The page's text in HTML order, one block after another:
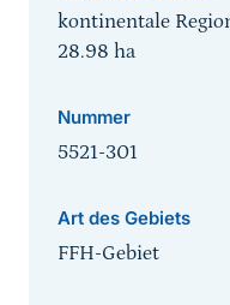
kontinentale
28.98 ha
Nummer
5521-301
Art des Gebiets
FFH-Gebiet